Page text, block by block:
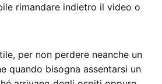
rimandare indietro il video o
per non perdere neanche un
quando bisogna assentarsi un